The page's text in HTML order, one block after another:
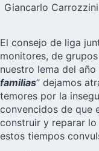
Giancarlo
El consejo de liga
monitores, de
nuestro lema del año
familias” dejamos
temores por la
convencidos de que
construir y reparar lo
estos tiempos